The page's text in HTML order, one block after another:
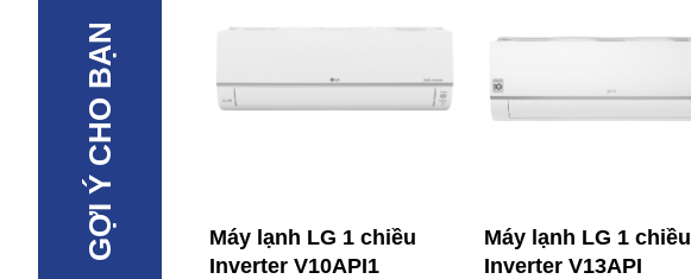
GỢI Ý CHO BẠN
Máy lạnh LG 1 chiều
Inverter V10API1
Máy lạnh LG 1 chiều
Inverter V13API